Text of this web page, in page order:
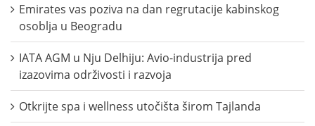
Emirates vas poziva na dan regrutacije kabinskog
osoblja u Beogradu
IATA AGM u Nju Delhiju: Avio-industrija pred
izazovima održivosti i razvoja
Otkrijte spa i wellness utočišta širom Tajlanda